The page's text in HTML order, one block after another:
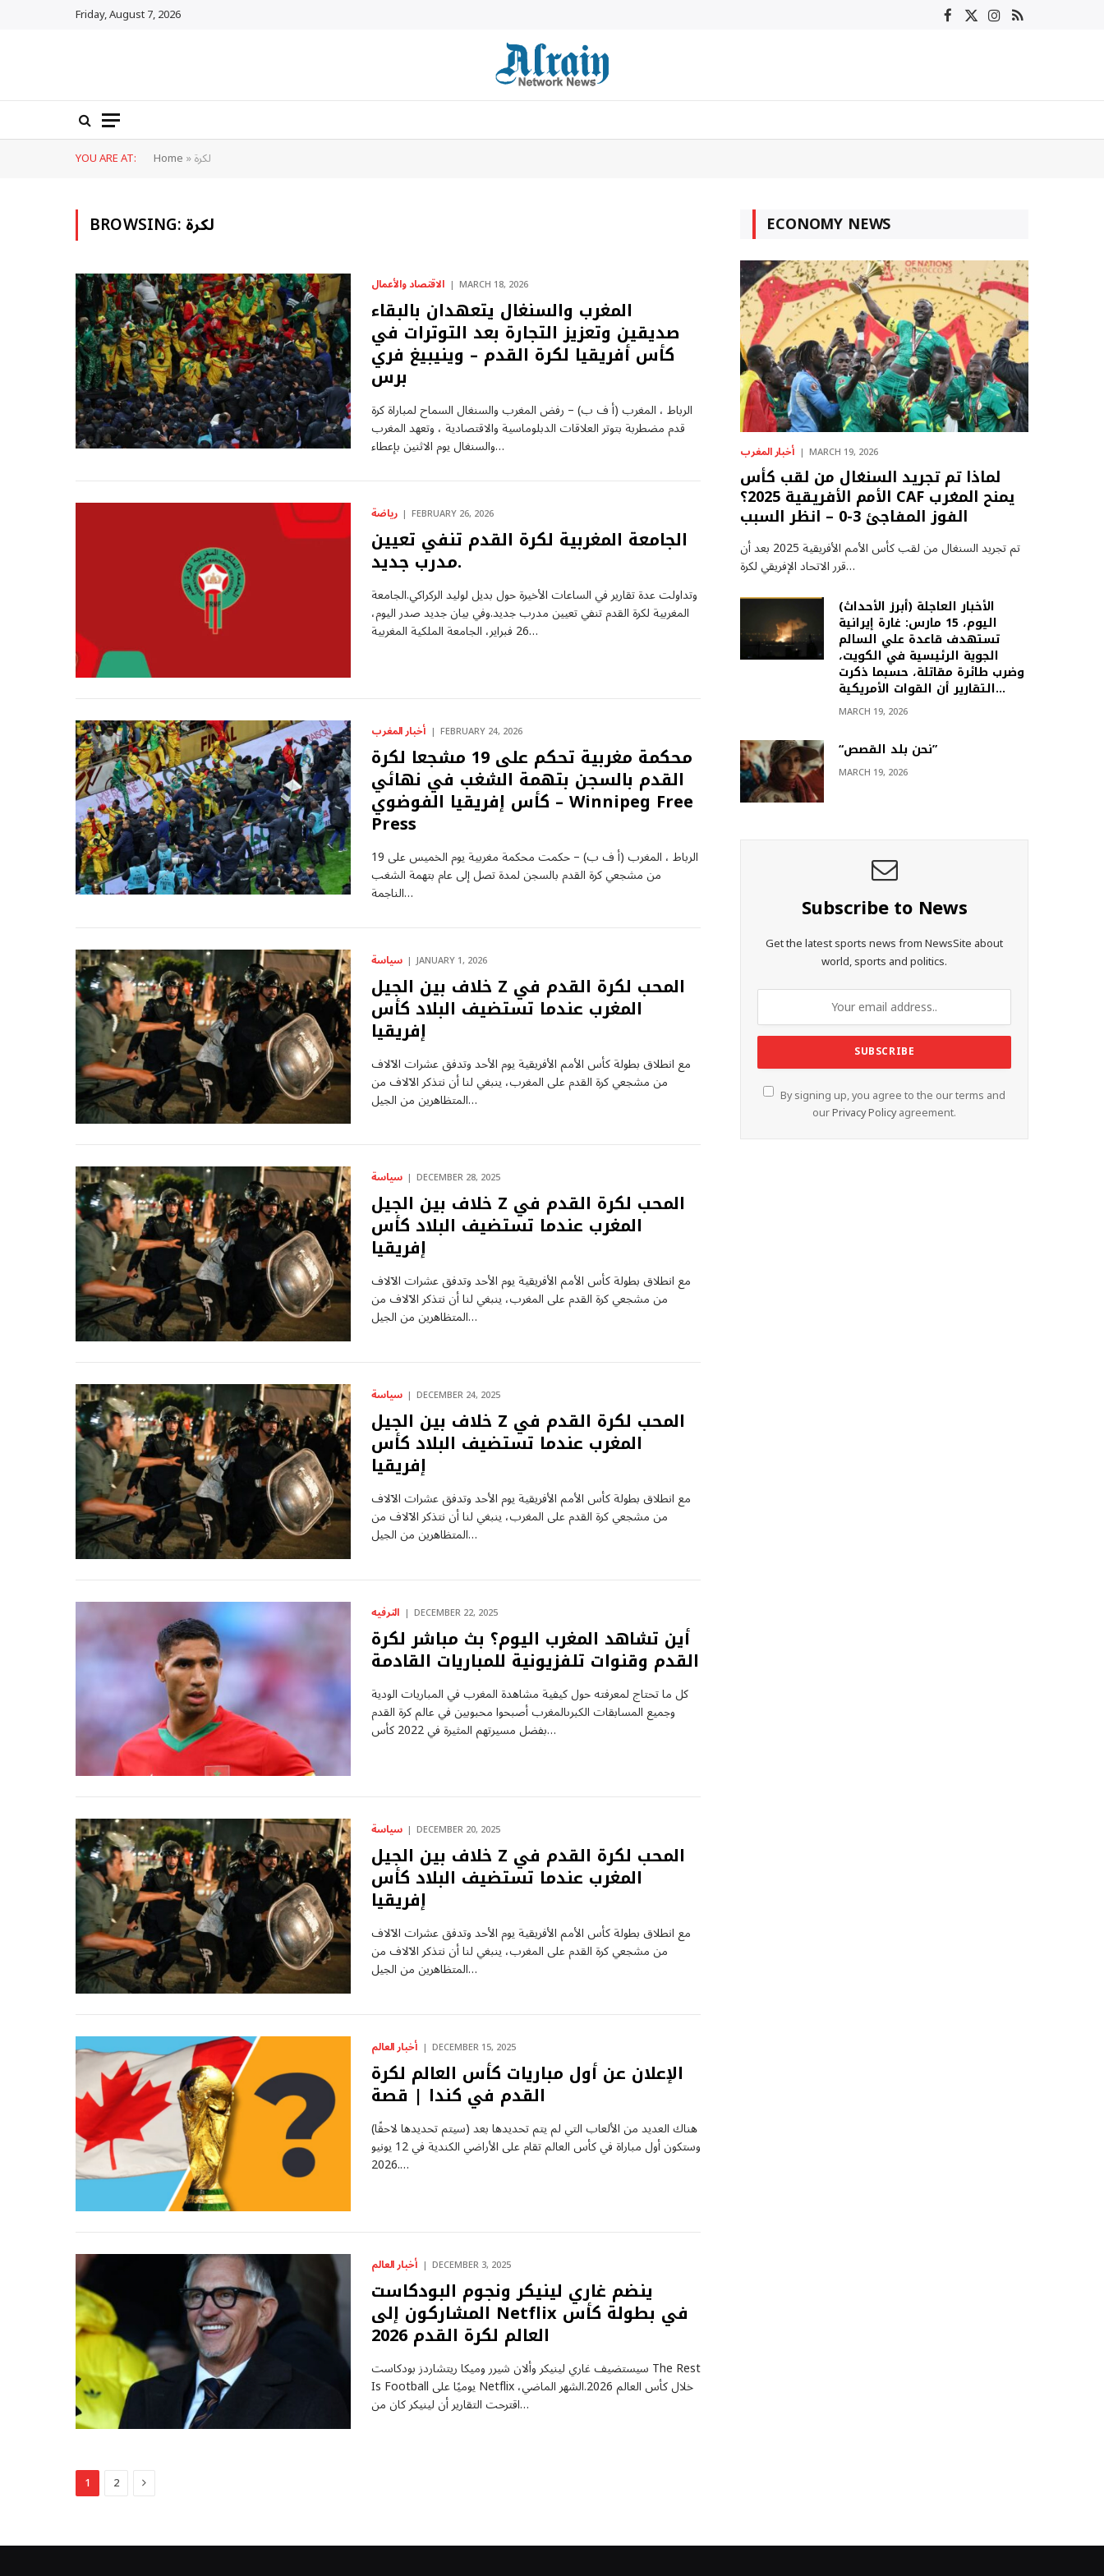
Friday, August 7, 2026 Facebook
X Instagram
RSS
YOU ARE AT: Home»لكرة
BROWSING:لكرة
الاقتصاد والأعمال MARCH 18, 2026
المغرب والسنغال يتعهدان بالبقاء
صديقين وتعزيز التجارة بعد التوترات في
كأس أفريقيا لكرة القدم – وينيبيغ فري
برس
الرباط ، المغرب (أ ف ب) – رفض المغرب والسنغال السماح لمباراة كرة
قدم مضطربة بتوتر العلاقات الدبلوماسية والاقتصادية ، وتعهد المغرب
والسنغال يوم الاثنين بإعطاء…
رياضة FEBRUARY 26, 2026
الجامعة المغربية لكرة القدم تنفي تعيين
مدرب جديد.
وتداولت عدة تقارير في الساعات الأخيرة حول بديل لوليد الركراكي.الجامعة
المغربية لكرة القدم تنفي تعيين مدرب جديد.وفي بيان جديد صدر اليوم،
26 فبراير، الجامعة الملكية المغربية…
أخبار المغرب FEBRUARY 24, 2026
محكمة مغربية تحكم على 19 مشجعا لكرة
القدم بالسجن بتهمة الشغب في نهائي
كأس إفريقيا الفوضوي – Winnipeg Free
Press
الرباط ، المغرب (أ ف ب) – حكمت محكمة مغربية يوم الخميس على 19
من مشجعي كرة القدم بالسجن لمدة تصل إلى عام بتهمة الشغب
الناجمة…
سياسة JANUARY 1, 2026
خلاف بين الجيل Z المحب لكرة القدم في
المغرب عندما تستضيف البلاد كأس
إفريقيا
مع انطلاق بطولة كأس الأمم الأفريقية يوم الأحد وتدفق عشرات الآلاف
من مشجعي كرة القدم على المغرب، ينبغي لنا أن نتذكر الآلاف من
المتظاهرين من الجيل…
سياسة DECEMBER 28, 2025
خلاف بين الجيل Z المحب لكرة القدم في
المغرب عندما تستضيف البلاد كأس
إفريقيا
مع انطلاق بطولة كأس الأمم الأفريقية يوم الأحد وتدفق عشرات الآلاف
من مشجعي كرة القدم على المغرب، ينبغي لنا أن نتذكر الآلاف من
المتظاهرين من الجيل…
سياسة DECEMBER 24, 2025
خلاف بين الجيل Z المحب لكرة القدم في
المغرب عندما تستضيف البلاد كأس
إفريقيا
مع انطلاق بطولة كأس الأمم الأفريقية يوم الأحد وتدفق عشرات الآلاف
من مشجعي كرة القدم على المغرب، ينبغي لنا أن نتذكر الآلاف من
المتظاهرين من الجيل…
الترفيه DECEMBER 22, 2025
أين تشاهد المغرب اليوم؟ بث مباشر لكرة
القدم وقنوات تلفزيونية للمباريات القادمة
كل ما تحتاج لمعرفته حول كيفية مشاهدة المغرب في المباريات الودية
وجميع المسابقات الكبرىالمغرب أصبحوا محبوبين في عالم كرة القدم
بفضل مسيرتهم المثيرة في 2022 كأس…
سياسة DECEMBER 20, 2025
خلاف بين الجيل Z المحب لكرة القدم في
المغرب عندما تستضيف البلاد كأس
إفريقيا
مع انطلاق بطولة كأس الأمم الأفريقية يوم الأحد وتدفق عشرات الآلاف
من مشجعي كرة القدم على المغرب، ينبغي لنا أن نتذكر الآلاف من
المتظاهرين من الجيل…
أخبار العالم DECEMBER 15, 2025
الإعلان عن أول مباريات كأس العالم لكرة
القدم في كندا | قصة
هناك العديد من الألعاب التي لم يتم تحديدها بعد (سيتم تحديدها لاحقًا)
وستكون أول مباراة في كأس العالم تقام على الأراضي الكندية في 12 يونيو
2026.…
أخبار العالم DECEMBER 3, 2025
ينضم غاري لينيكر ونجوم البودكاست
المشاركون إلى Netflix في بطولة كأس
العالم لكرة القدم 2026
سيستضيف غاري لينيكر وألان شيرر وميكا ريتشاردز بودكاست The Rest
Is Football يوميًا على Netflix خلال كأس العالم 2026.الشهر الماضي،
اقترحت التقارير أن لينيكر كان من…
1 2 Next
ECONOMY NEWS
أخبار المغرب MARCH 19, 2026
لماذا تم تجريد السنغال من لقب كأس
الأمم الأفريقية 2025؟ CAF يمنح المغرب
الفوز المفاجئ 3-0 – انظر السبب
تم تجريد السنغال من لقب كأس الأمم الأفريقية 2025 بعد أن
قرر الاتحاد الإفريقي لكرة…
(أبرز الأحداث) الأخبار العاجلة
اليوم، 15 مارس: غارة إيرانية
تستهدف قاعدة علي السالم
الجوية الرئيسية في الكويت،
وضرب طائرة مقاتلة، حسبما ذكرت
التقارير أن القوات الأمريكية…
MARCH 19, 2026
“نحن بلد القصص”
MARCH 19, 2026
Subscribe to News
Get the latest sports news from NewsSite about
world, sports and politics.
By signing up, you agree to the our terms and
ourPrivacy Policyagreement.